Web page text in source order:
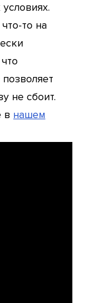
то на
не сбоит.
в нашем